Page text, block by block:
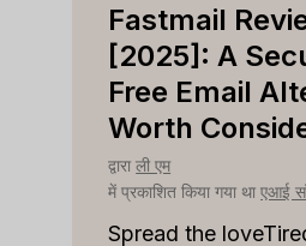
Fastmail
[2025]: A
Free Email
Worth
द्वाराली एम
में प्रकाशित किया गया थाएआई
Spread the